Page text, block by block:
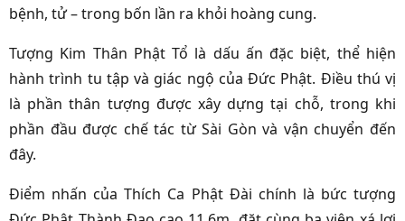
bệnh, tử – trong bốn lần ra khỏi hoàng cung.
Tượng Kim Thân Phật Tổ là dấu ấn đặc biệt, thể hiện
hành trình tu tập và giác ngộ của Đức Phật. Điều thú vị
là phần thân tượng được xây dựng tại chỗ, trong khi
phần đầu được chế tác từ Sài Gòn và vận chuyển đến
đây.
Điểm nhấn của Thích Ca Phật Đài chính là bức tượng